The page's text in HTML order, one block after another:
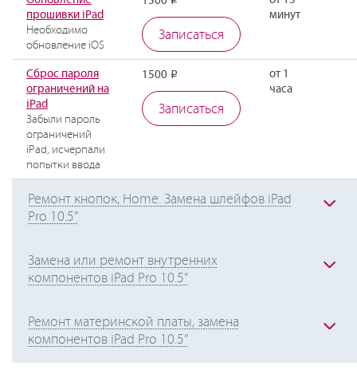
прошивки iPad
Необходимо
обновление iOS
Записаться
минут
Сброс пароля
ограничений на
iPad
Забыли пароль
ограничений
iPad, исчерпали
попытки ввода
1500 Р
Записаться
от 1
часа
Ремонт кнопок, Home. Замена шлейфов iPad
Pro 10.5”
Замена или ремонт внутренних
компонентов iPad Pro 10.5”
Ремонт материнской платы, замена
компонентов iPad Pro 10.5”